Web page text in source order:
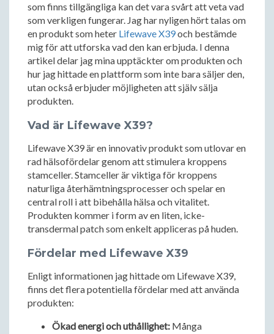
som finns tillgängliga kan det vara svårt att veta vad
som verkligen fungerar. Jag har nyligen hört talas om
en produkt som heter Lifewave X39och bestämde
mig för att utforska vad den kan erbjuda. I denna
artikel delar jag mina upptäckter om produkten och
hur jag hittade en plattform som inte bara säljer den,
utan också erbjuder möjligheten att själv sälja
produkten.
Vad är Lifewave X39?
Lifewave X39 är en innovativ produkt som utlovar en
rad hälsofördelar genom att stimulera kroppens
stamceller. Stamceller är viktiga för kroppens
naturliga återhämtningsprocesser och spelar en
central roll i att bibehålla hälsa och vitalitet.
Produkten kommer i form av en liten, icke-
transdermal patch som enkelt appliceras på huden.
Fördelar med Lifewave X39
Enligt informationen jag hittade om Lifewave X39,
finns det flera potentiella fördelar med att använda
produkten:
Ökad energi och uthållighet: Många